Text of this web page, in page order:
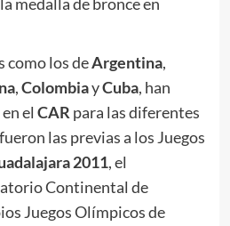
como los deArgentina,
,ColombiayCuba, han
el CAR para las diferentes
las previas a los Juegos
2011, el
Continental de
Juegos Olímpicos de